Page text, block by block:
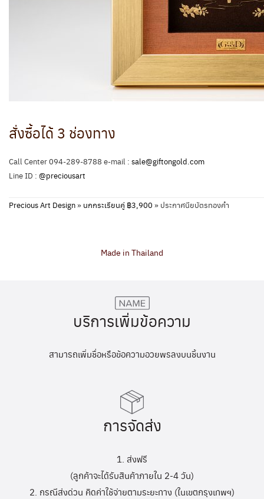
สั่งซื้อได้ 3 ช่องทาง
Call Center 094-289-8788 e-mail : sale@giftongold.com
Line ID : @preciousart
Precious Art Design» นกกระเรียนคู่ ฿3,900 » ประกาศนียบัตรทองคำ
Made in Thailand
บริการเพิ่มข้อความ
สามารถเพิ่มชื่อหรือข้อความอวยพรลงบนชิ้นงาน
การจัดส่ง
1. ส่งฟรี
(ลูกค้าจะได้รับสินค้าภายใน 2-4 วัน)
2. กรณีส่งด่วน คิดค่าใช้จ่ายตามระยะทาง (ในเขตกรุงเทพฯ)